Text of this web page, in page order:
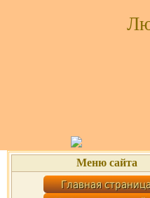
Меню сайта